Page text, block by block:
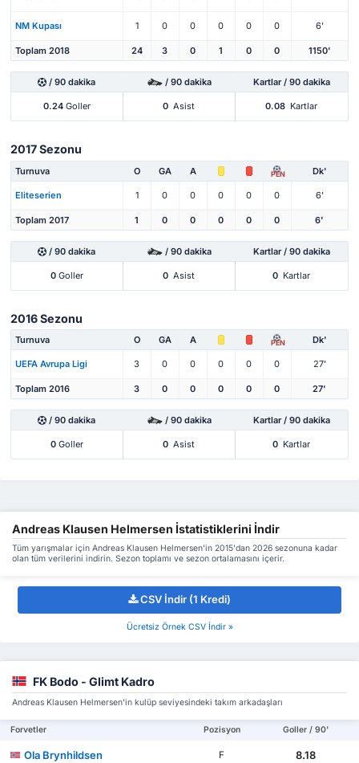
NM Kupası 1 0 0 0 0 0 6'
Toplam 2018 24 3 0 1 0 0 1150'
/ 90 dakika / 90 dakika Kartlar / 90 dakika
0.24Goller 0 Asist 0.08 Kartlar
2017 Sezonu
Turnuva O GA A PEN Dk'
Eliteserien 1 0 0 0 0 0 6'
Toplam 2017 1 0 0 0 0 0 6'
/ 90 dakika / 90 dakika Kartlar / 90 dakika
0Goller 0 Asist 0 Kartlar
2016 Sezonu
Turnuva O GA A PEN Dk'
UEFA Avrupa Ligi 3 0 0 0 0 0 27'
Toplam 2016 3 0 0 0 0 0 27'
/ 90 dakika / 90 dakika Kartlar / 90 dakika
0Goller 0 Asist 0 Kartlar
Andreas Klausen Helmersen İstatistiklerini İndir
Tüm yarışmalar için Andreas Klausen Helmersen'in 2015'dan 2026 sezonuna kadar
olan tüm verilerini indirin. Sezon toplamı ve sezon ortalamasını içerir.
CSV İndir (1 Kredi)
Ücretsiz Örnek CSV İndir »
FK Bodo - Glimt Kadro
Andreas Klausen Helmersen'in kulüp seviyesindeki takım arkadaşları
Forvetler Pozisyon Goller / 90'
Ola Brynhildsen F
8.18